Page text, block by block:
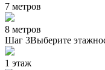
7 метров
8 метров
Шаг 3Выберите
1 этаж